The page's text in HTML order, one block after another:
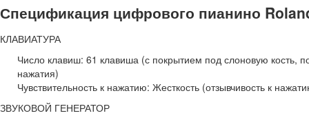
Спецификация цифрового пианино
КЛАВИАТУРА
Число клавиш: 61 клавиша (с покрытием под слоновую кость,
нажатия)
Чувствительность к нажатию: Жесткость (отзывчивость к
ЗВУКОВОЙ ГЕНЕРАТОР